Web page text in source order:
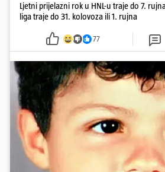
Ljetni prijelazni rok u HNL-u traje do 7.
liga traje do 31. kolovoza ili 1. rujna
77